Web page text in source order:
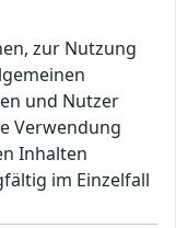
zur Nutzung
und Nutzer
Verwendung
Inhalten
im Einzelfall